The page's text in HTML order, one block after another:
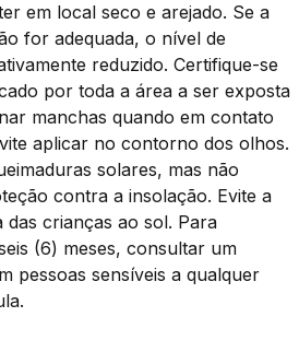
em local seco e arejado. Se a
for adequada, o nível de
reduzido. Certifique-se
por toda a área a ser exposta
manchas quando em contato
aplicar no contorno dos olhos.
solares, mas não
contra a insolação. Evite a
crianças ao sol. Para
(6) meses, consultar um
pessoas sensíveis a qualquer